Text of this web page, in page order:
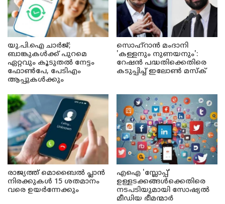
യു.പി.ഐ ചാർജ്;
ബാങ്കുകൾക്ക് പുറമെ
ഏറ്റവും കൂടുതൽ നേട്ടം
ഫോൺപേ, പേടിഎം
ആപ്പുകൾക്കും
സൊഹ്റാൻ മംദാനി
'കള്ളനും നുണയനും':
റേഷൻ പദ്ധതിക്കെതിരെ
കടുപ്പിച്ച് ഇലോൺ മസ്ക്
രാജ്യത്ത് മൊബൈൽ പ്ലാൻ
നിരക്കുകൾ 15 ശതമാനം
വരെ ഉയർന്നേക്കും
എഐ 'സ്ലോപ്പ്'
ഉള്ളടക്കങ്ങൾക്കെതിരെ
നടപടിയുമായി സോഷ്യൽ
മീഡിയ ഭീമന്മാർ